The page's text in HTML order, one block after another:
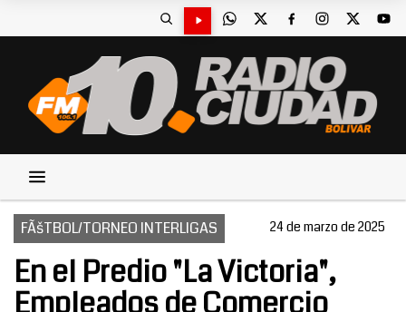
FÃšTBOL/TORNEO INTERLIGAS 24 de marzo de 2025
En el Predio "La Victoria",